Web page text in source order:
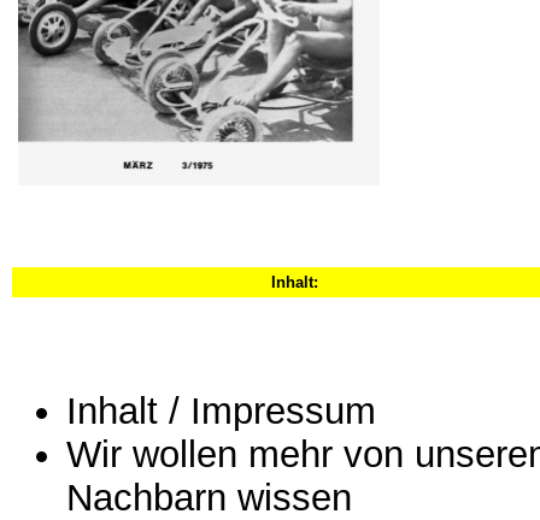
Inhalt:
Inhalt / Impressum
Wir wollen mehr von
Nachbarn wissen